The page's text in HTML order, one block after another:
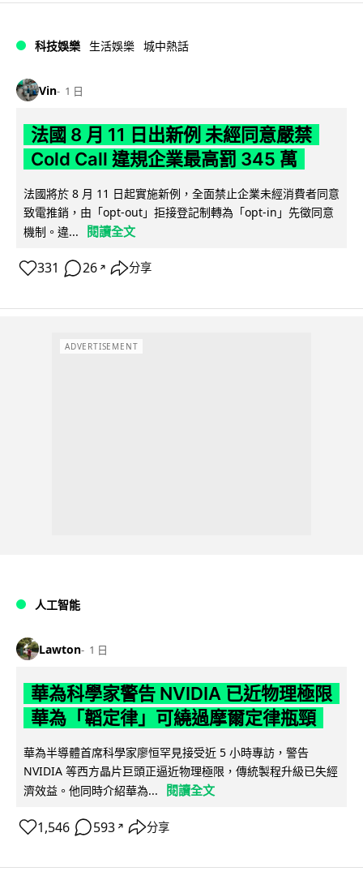
科技娛樂 生活娛樂 城中熱話
Vin 1 日
法國 8 月 11 日出新例 未經同意嚴禁
Cold Call 違規企業最高罰 345 萬
法國將於 8 月 11 日起實施新例，全面禁止企業未經消費者同意
致電推銷，由「opt-out」拒接登記制轉為「opt-in」先徵同意
機制。違...
閱讀全文
331 26 ↗ 分享
ADVERTISEMENT
人工智能
Lawton 1 日
華為科學家警告 NVIDIA 已近物理極限
華為「韜定律」可繞過摩爾定律瓶頸
華為半導體首席科學家廖恒罕見接受近 5 小時專訪，警告
NVIDIA 等西方晶片巨頭正逼近物理極限，傳統製程升級已失經
濟效益。他同時介紹華為...
閱讀全文
1,546 593 ↗ 分享